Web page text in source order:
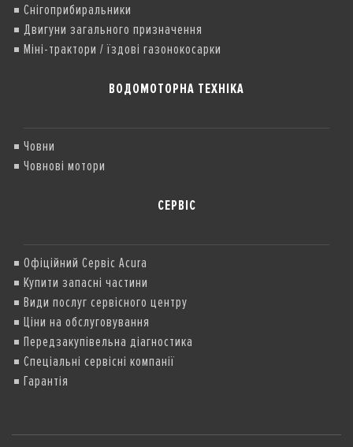
Снігоприбиральники
Двигуни загального призначення
Міні-трактори / їздові газонокосарки
ВОДОМОТОРНА ТЕХНІКА
Човни
Човнові мотори
СЕРВІС
Офіційний Сервіс Acura
Купити запасні частини
Види послуг сервісного центру
Ціни на обслуговування
Передзакупівельна діагностика
Спеціальні сервісні компанії
Гарантія